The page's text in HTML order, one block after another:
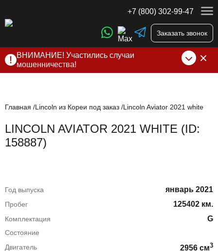
+7 (800) 302-99-47
Заказать звонок
ВНИМАНИЕ! Участились случаи
мошенничества!
нами по официальнымконтактам , указанным в соц сетях
Главная Lincoln из Кореи под заказ Lincoln Aviator 2021 white
LINCOLN AVIATOR 2021 WHITE (ID:
158887)
Год выпуска январь 2021
Пробег 125402 км.
Комплектация G
Состояние
Двигатель
2956 cм3